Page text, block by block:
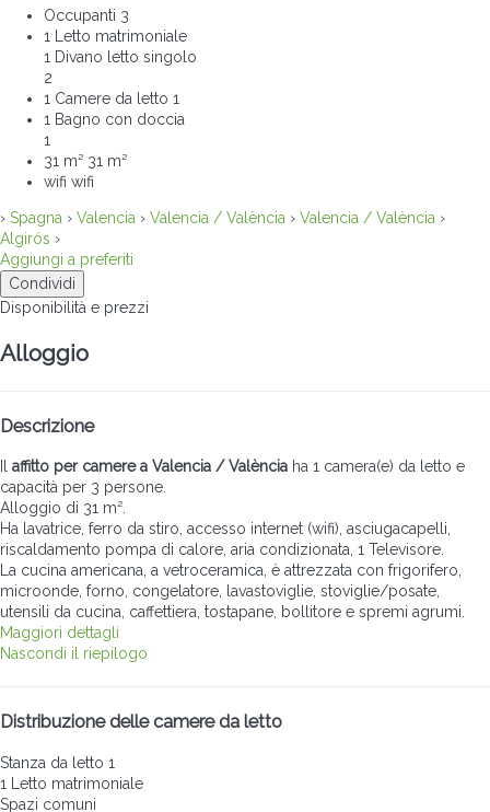
Occupanti 3
1 Letto matrimoniale
1 Divano letto singolo
2
1 Camere da letto 1
1 Bagno con doccia
1
31 m² 31 m²
wifi wifi
› Spagna › Valencia › Valencia / València › Valencia / València ›
Algirós ›
Aggiungi a preferiti
Condividi
Disponibilità e prezzi
Alloggio
Descrizione
Il affitto per camere a Valencia / València ha 1 camera(e) da letto e
capacità per 3 persone.
Alloggio di 31 m².
Ha lavatrice, ferro da stiro, accesso internet (wifi), asciugacapelli,
riscaldamento pompa di calore, aria condizionata, 1 Televisore.
La cucina americana, a vetroceramica, è attrezzata con frigorifero,
microonde, forno, congelatore, lavastoviglie, stoviglie/posate,
utensili da cucina, caffettiera, tostapane, bollitore e spremi agrumi.
Maggiori dettagli
Nascondi il riepilogo
Distribuzione delle camere da letto
Stanza da letto 1
1 Letto matrimoniale
Spazi comuni